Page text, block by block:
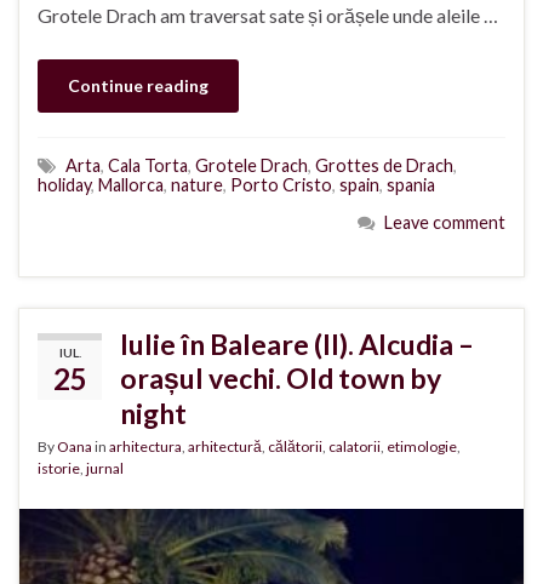
Grotele Drach am traversat sate și orășele unde aleile …
Continue reading
Arta, Cala Torta, Grotele Drach, Grottes de Drach,
holiday, Mallorca, nature, Porto Cristo, spain, spania
Leave comment
IUL.
25
Iulie în Baleare (II). Alcudia –
orașul vechi. Old town by
night
ByOana in arhitectura, arhitectură, călătorii, calatorii, etimologie,
istorie, jurnal